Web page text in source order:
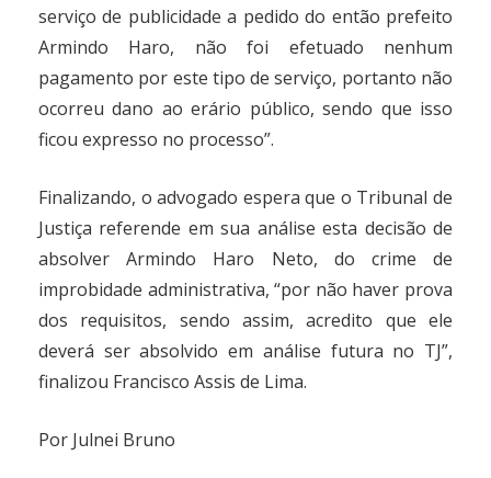
serviço de publicidade a pedido do então prefeito
Armindo Haro, não foi efetuado nenhum
pagamento por este tipo de serviço, portanto não
ocorreu dano ao erário público, sendo que isso
ficou expresso no processo”.
Finalizando, o advogado espera que o Tribunal de
Justiça referende em sua análise esta decisão de
absolver Armindo Haro Neto, do crime de
improbidade administrativa, “por não haver prova
dos requisitos, sendo assim, acredito que ele
deverá ser absolvido em análise futura no TJ”,
finalizou Francisco Assis de Lima.
Por Julnei Bruno